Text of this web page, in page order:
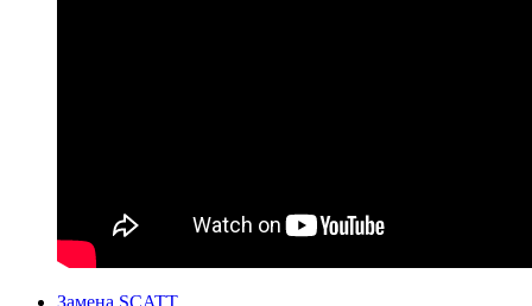
Замена SCATT